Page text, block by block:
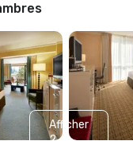
Afficher